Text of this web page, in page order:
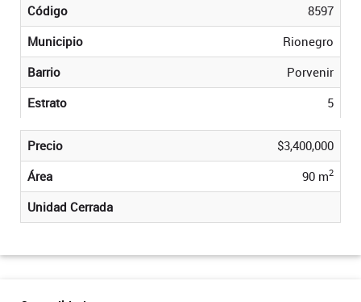
Código
8597
Municipio
Rionegro
Barrio
Porvenir
Estrato
5
Precio
$3,400,000
Área
90 m2
Unidad Cerrada